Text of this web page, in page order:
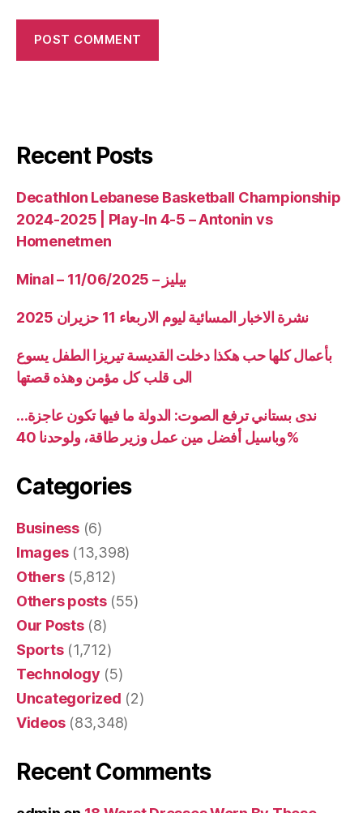
Recent Posts
Decathlon Lebanese Basketball Championship
2024-2025 | Play-In 4-5 – Antonin vs
Homenetmen
Minal – 11/06/2025 – بيليز
نشرة الاخبار المسائية ليوم الاربعاء 11 حزيران 2025
بأعمال كلها حب هكذا دخلت القديسة تيريزا الطفل يسوع
الى قلب كل مؤمن وهذه قصتها
ندى بستاني ترفع الصوت: الدولة ما فيها تكون عاجزة…
وباسيل أفضل مين عمل وزير طاقة، ولوحدنا 40%
Categories
Business(6)
Images(13,398)
Others(5,812)
Others posts(55)
Our Posts(8)
Sports(1,712)
Technology (5)
Uncategorized (2)
Videos(83,348)
Recent Comments